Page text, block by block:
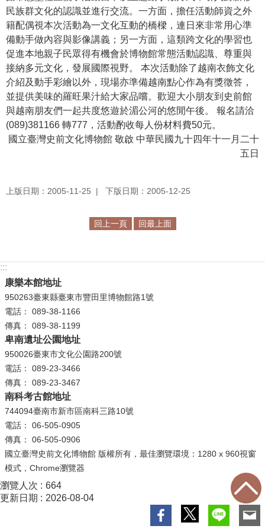
學
習
探
索
認
識
我
服
專
區
友
善
措
施
服
務
務
信
箱
網
站
民族群文化的認識並進行交流。一方面，擔任活動師資之外
籍配偶視本次活動為一文化互動的橋樑，連日來非常用心準
備動手做內容與影像講義；另一方面，這類跨文化的學習也
促進本地親子民眾得有機會於博物館常態活動認識、尊重與
接納多元文化，發展國際視野。 本次活動除了越南衣飾文化
介紹及動手彩繪以外，現場亦準備越南點心作為有獎徵答，
並提供美味的羅旺果汁給大家品嚐。歡迎大小朋友到史前館
與越南朋友們一起共度悠遊於湄公河的悠閒午後。 報名請洽
(089)381166 轉777，活動酌收每人份材料費50元。
國立臺灣史前文化博物館 敬啟 中華民國九十四年十一月二十
五日
上版日期：2005-11-25 下版日期：2005-12-25
回上一頁 回最上面
:::
康樂本館地址
950263臺東縣臺東市豐田里博物館路1號
電話： 089-38-1166
傳真： 089-38-1199
卑南遺址公園地址
950026臺東市文化公園路200號
電話： 089-23-3466
傳真： 089-23-3467
南科考古館地址
744094臺南市新市區南科三路10號
電話： 06-505-0905
傳真： 06-505-0906
國立臺灣史前文化博物館 版權所有，最佳瀏覽環境：1280 x 960視窗
模式，Chrome瀏覽器
瀏覽人次
664
更新日期
2026-08-04